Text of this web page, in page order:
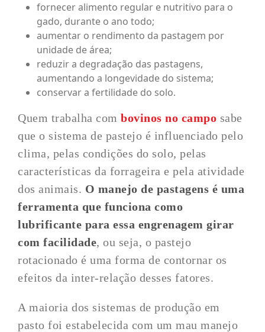
fornecer alimento regular e nutritivo para o
gado, durante o ano todo;
aumentar o rendimento da pastagem por
unidade de área;
reduzir a degradação das pastagens,
aumentando a longevidade do sistema;
conservar a fertilidade do solo.
Quem trabalha combovinos no campo sabe
que o sistema de pastejo é influenciado pelo
clima, pelas condições do solo, pelas
características da forrageira e pela atividade
dos animais. O manejo de pastagens é uma
ferramenta que funciona como
lubrificante para essa engrenagem girar
com facilidade, ou seja, o pastejo
rotacionado é uma forma de contornar os
efeitos da inter-relação desses fatores.
A maioria dos sistemas de produção em
pasto foi estabelecida com um mau manejo